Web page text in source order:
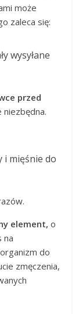
może
zaleca się:
wysyłane
przed
i mięśnie do
element, o
na
do
zmęczenia,